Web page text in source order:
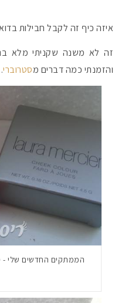
איזה כיף זה לקבל חבילות
זה לא משנה שקניתי מלא
והזמנתי כמה דברים מסטרוברי.
הממתקים החדשים שלי -